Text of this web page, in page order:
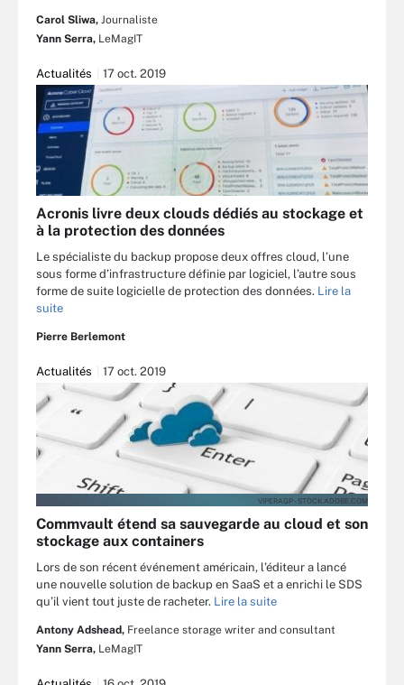
Carol Sliwa, Journaliste
Yann Serra, LeMagIT
Actualités 17 oct. 2019
Acronis livre deux clouds dédiés au stockage et
à la protection des données
Le spécialiste du backup propose deux offres cloud, l’une
sous forme d’infrastructure définie par logiciel, l’autre sous
forme de suite logicielle de protection des données. Lire la
suite
Pierre Berlemont
Actualités 17 oct. 2019
VIPERAGP - STOCK.ADOBE.COM
Commvault étend sa sauvegarde au cloud et son
stockage aux containers
Lors de son récent événement américain, l’éditeur a lancé
une nouvelle solution de backup en SaaS et a enrichi le SDS
qu’il vient tout juste de racheter. Lire la suite
Antony Adshead, Freelance storage writer and consultant
Yann Serra, LeMagIT